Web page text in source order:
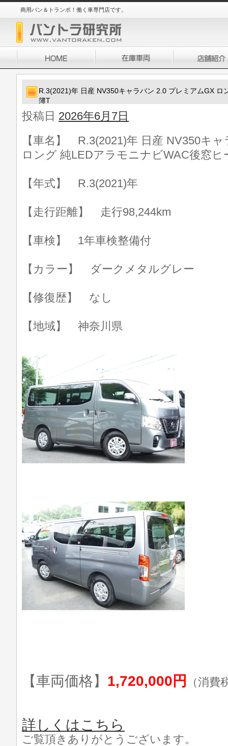
商用バン＆トランポ！働く車専門店です。
R.3(2021)年 日産 NV350キャラバン 2.0 プレミアムGX ロ
簿T
投稿日 2026年6月7日
【車名】 R.3(2021)年 日産 NV350キ
ロング 純LEDアラモニナビWAC後窓ヒ
【年式】 R.3(2021)年
【走行距離】 走行98,244km
【車検】 1年車検整備付
【カラー】 ダークメタルグレー
【修復歴】 なし
【地域】 神奈川県
【車両価格】 1,720,000円 （消費
詳しくはこちら
ご覧頂きありがとうございます。